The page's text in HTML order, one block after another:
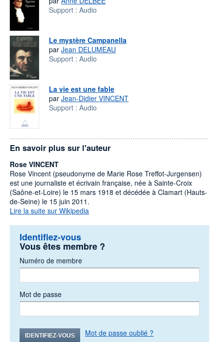
Support : Audio
Le mystère Campanella
par Jean DELUMEAU
Support : Audio
La vie est une fable
par Jean-Didier VINCENT
Support : Audio
En savoir plus sur l'auteur
Rose VINCENT
Rose Vincent (pseudonyme de Marie Rose Treffot-Jurgensen)
est une journaliste et écrivain française, née à Sainte-Croix
(Saône-et-Loire) le 15 mars 1918 et décédée à Clamart (Hauts-
de-Seine) le 15 juin 2011.
Lire la suite sur Wikipedia
Identifiez-vous
Vous êtes membre ?
Numéro de membre
Mot de passe
IDENTIFIEZ-VOUS Mot de passe oublié ?